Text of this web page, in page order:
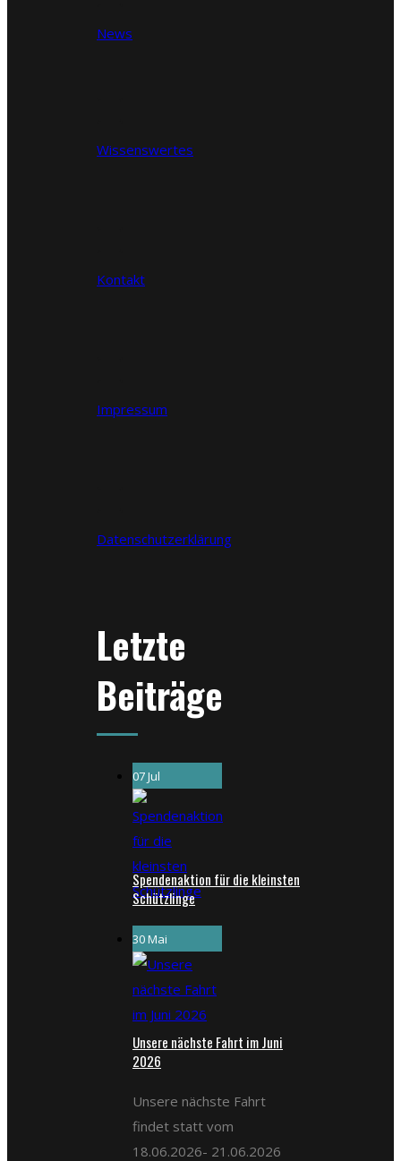
News
Wissenswertes
Kontakt
Impressum
Datenschutzerklärung
Letzte
Beiträge
07 Jul
Spendenaktion für die kleinsten
Schützlinge
30 Mai
Unsere nächste Fahrt im Juni
2026
Unsere nächste Fahrt
findet statt vom
18.06.2026- 21.06.2026